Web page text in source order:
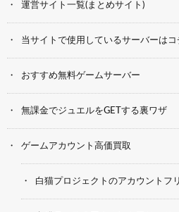
運営サイト一覧(まとめサイト)
当サイトで使用しているサーバーはコ
おすすめ無料ゲームサーバー
無課金でジュエルをGETする裏ワザ
ゲームアカウント高価買取
白猫プロジェクトのアカウントフ